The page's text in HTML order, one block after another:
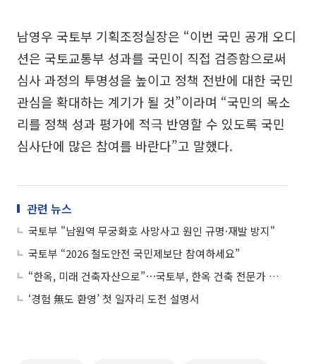
남영우 국토부 기획조정실장은 “이번 국민 공개 오디
션은 국토교통부 성과를 국민이 직접 검증함으로써
심사 과정의 투명성을 높이고 정책 전반에 대한 국민
관심을 확대하는 계기가 될 것”이라며 “국민의 목소
리를 정책 성과 평가에 적극 반영할 수 있도록 국민
심사단에 많은 참여를 바란다”고 말했다.
관련 뉴스
국토부 "남원역 무궁화호 사망사고 원인 규명·재발 방지"
국토부 “2026 철도안전 국민제보단 참여하세요”
“한옥, 미래 건축자산으로”⋯국토부, 한옥 건축 전문가 양성 확대
‘경험 無도 환영’ 첫 일자리 도전 설명서